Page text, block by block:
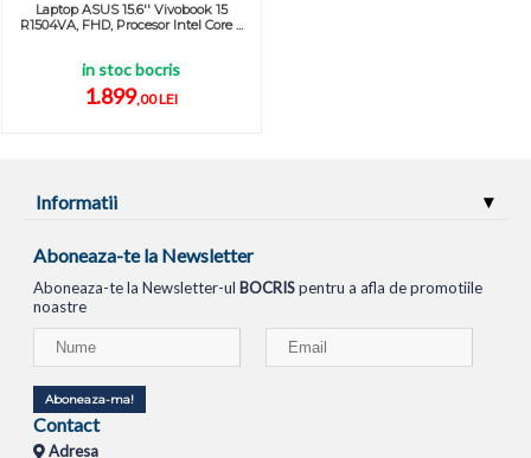
Laptop ASUS 15.6'' Vivobook 15
R1504VA, FHD, Procesor Intel Core ...
in stoc bocris
1.899,00 LEI
Informatii
Aboneaza-te la Newsletter
Aboneaza-te la Newsletter-ul BOCRISpentru a afla de promotiile
noastre
Aboneaza-ma!
Contact
Adresa